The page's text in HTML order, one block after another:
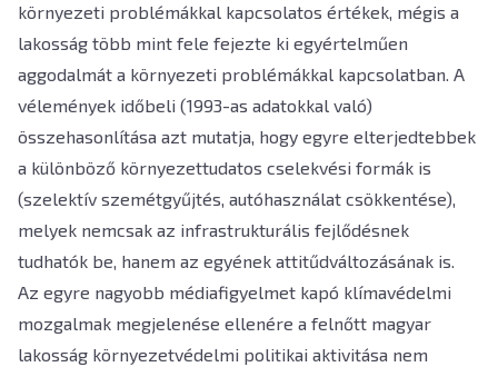
környezeti problémákkal kapcsolatos értékek, mégis a
lakosság több mint fele fejezte ki egyértelműen
aggodalmát a környezeti problémákkal kapcsolatban. A
vélemények időbeli (1993-as adatokkal való)
összehasonlítása azt mutatja, hogy egyre elterjedtebbek
a különböző környezettudatos cselekvési formák is
(szelektív szemétgyűjtés, autóhasználat csökkentése),
melyek nemcsak az infrastrukturális fejlődésnek
tudhatók be, hanem az egyének attitűdváltozásának is.
Az egyre nagyobb médiafigyelmet kapó klímavédelmi
mozgalmak megjelenése ellenére a felnőtt magyar
lakosság környezetvédelmi politikai aktivitása nem